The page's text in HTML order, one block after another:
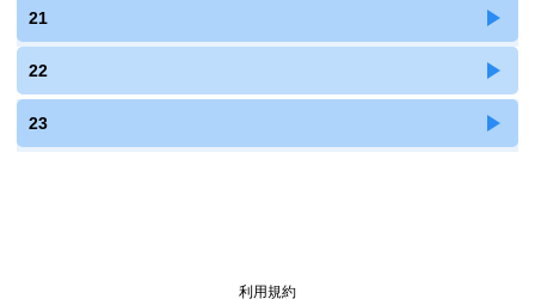
21
22
23
利用規約